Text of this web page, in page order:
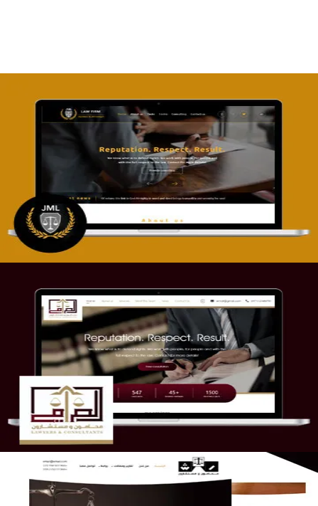
تصميم موقع آل جبار والمزارقة للمحاماة
التفاصيل
موقع الصرامي للمحاماة
التفاصيل